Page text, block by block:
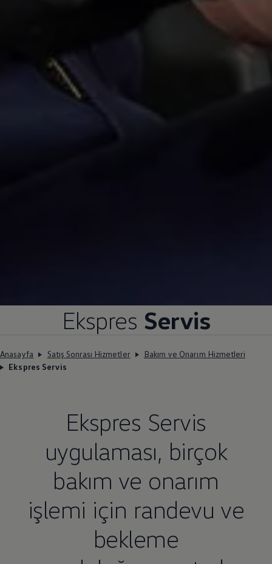
Ekspres Servis
Anasayfa Satış Sonrası Hizmetler
Bakım ve Onarım Hizmetleri
Ekspres Servis
Ekspres Servis
uygulaması, birçok
bakım ve onarım
işlemi için randevu ve
bekleme